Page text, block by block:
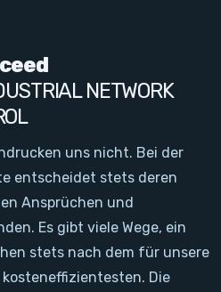
NETWORK
uns nicht. Bei der
entscheidet stets deren
Ansprüchen und
Es gibt viele Wege, ein
stets nach dem für unsere
Die